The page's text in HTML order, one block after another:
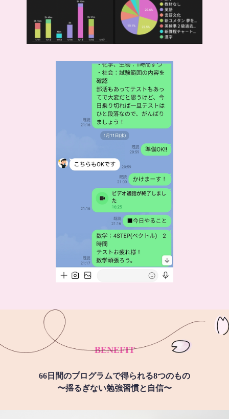
BENEFIT
66日間のプログラムで得られる8つのもの
〜揺るぎない勉強習慣と自信〜